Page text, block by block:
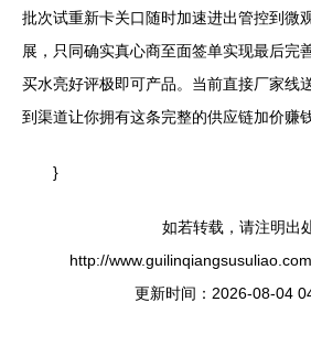
批次试重新卡关口随时加速进出管控到微
展，只同确实真心商至面签单实现最后完
买水亮好评极即可产品。当前直接厂家线
到渠道让你拥有这条完整的供应链加价赚
}
如若转载，请注明出
http://
更新时间：2026-08-04